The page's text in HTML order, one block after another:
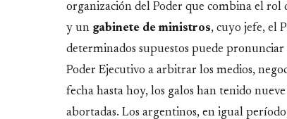
organización del Poder que combina el rol
y un gabinete de ministros, cuyo jefe, el
determinados supuestos puede
Poder Ejecutivo a arbitrar los medios,
fecha hasta hoy, los galos han tenido
abortadas. Los argentinos, en igual